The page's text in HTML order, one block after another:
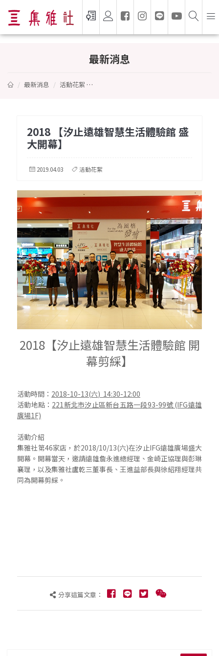
最新消息
最新消息 活動花絮
2018 【汐止遠雄智慧生活體驗館 盛
大開幕】
2019.04.03 活動花絮
2018【汐止遠雄智慧生活體驗館 開
幕剪綵】
活動時間： 2018-10-13(六) 14:30-12:00
活動地點： 221新北市汐止區新台五路一段93-99號 (IFG遠雄
廣場1F)
活動介紹
集雅社第46家店，於2018/10/13(六)在汐止IFG遠雄廣場盛大
開幕。開幕當天，邀請遠雄詹永進總經理、金崎正協理與彭琳
襄理，以及集雅社盧乾三董事長、王進益部長與徐紹翔經理共
同為開幕剪綵。
分享這篇文章：